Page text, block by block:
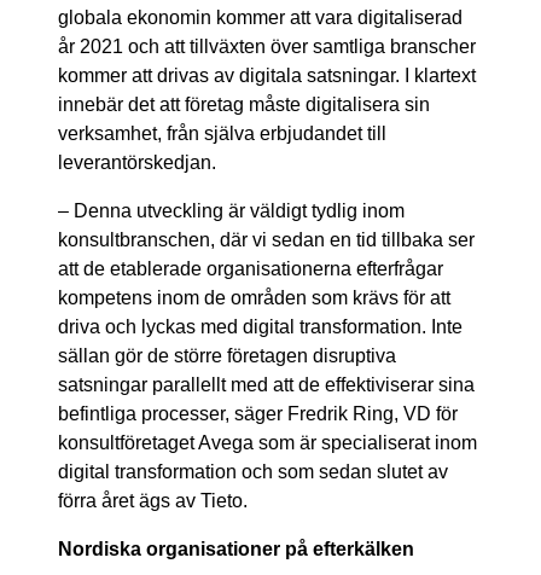
globala ekonomin kommer att vara digitaliserad
år 2021 och att tillväxten över samtliga branscher
kommer att drivas av digitala satsningar. I klartext
innebär det att företag måste digitalisera sin
verksamhet, från själva erbjudandet till
leverantörskedjan.
– Denna utveckling är väldigt tydlig inom
konsultbranschen, där vi sedan en tid tillbaka ser
att de etablerade organisationerna efterfrågar
kompetens inom de områden som krävs för att
driva och lyckas med digital transformation. Inte
sällan gör de större företagen disruptiva
satsningar parallellt med att de effektiviserar sina
befintliga processer, säger Fredrik Ring, VD för
konsultföretaget Avega som är specialiserat inom
digital transformation och som sedan slutet av
förra året ägs av Tieto.
Nordiska organisationer på efterkälken